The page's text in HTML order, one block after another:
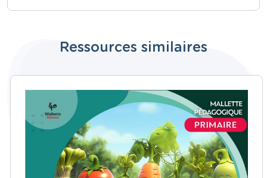
Ressources similaires